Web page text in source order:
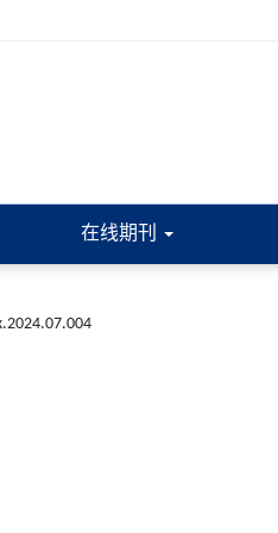
在线期刊